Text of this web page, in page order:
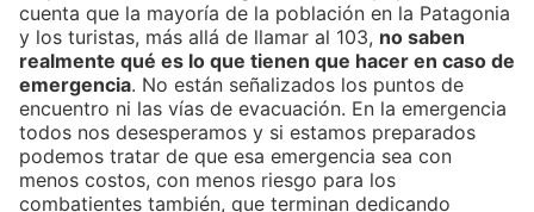
cuenta que la mayoría de la población en la Patagonia
y los turistas, más allá de llamar al 103, no saben
realmente qué es lo que tienen que hacer en caso de
emergencia. No están señalizados los puntos de
encuentro ni las vías de evacuación. En la emergencia
todos nos desesperamos y si estamos preparados
podemos tratar de que esa emergencia sea con
menos costos, con menos riesgo para los
combatientes también, que terminan dedicando